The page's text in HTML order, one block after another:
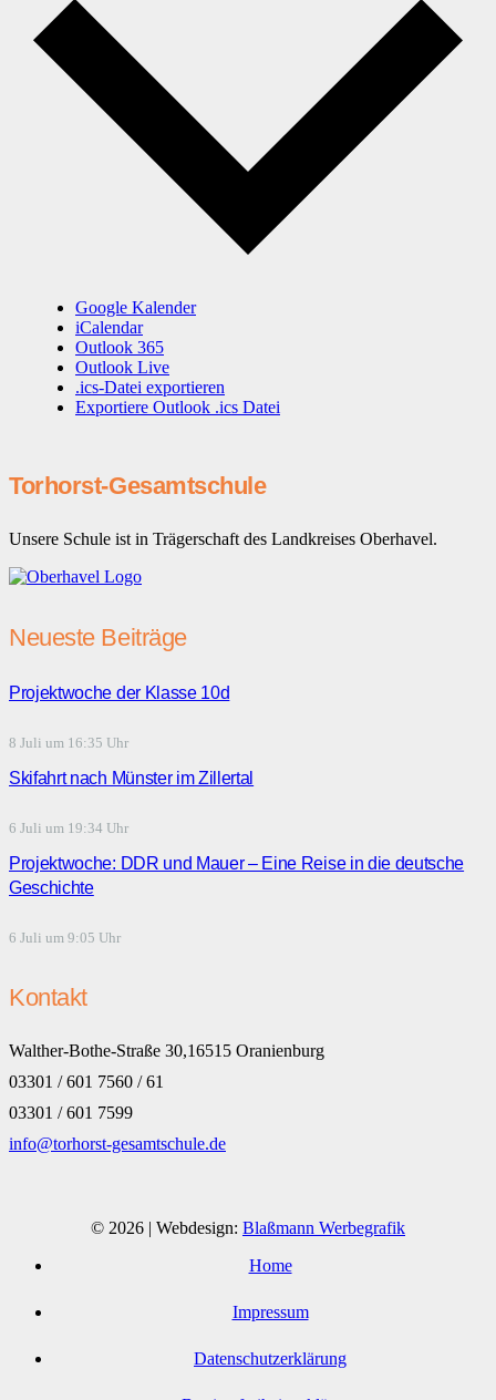
Google Kalender
iCalendar
Outlook 365
Outlook Live
.ics-Datei exportieren
Exportiere Outlook .ics Datei
Torhorst-Gesamtschule
Unsere Schule ist in Trägerschaft des Landkreises Oberhavel.
Neueste Beiträge
Projektwoche der Klasse 10d
8 Juli um 16:35 Uhr
Skifahrt nach Münster im Zillertal
6 Juli um 19:34 Uhr
Projektwoche: DDR und Mauer – Eine Reise in die deutsche
Geschichte
6 Juli um 9:05 Uhr
Kontakt
Walther-Bothe-Straße 30,16515 Oranienburg
03301 / 601 7560 / 61
03301 / 601 7599
info@torhorst-gesamtschule.de
© 2026 | Webdesign: Blaßmann Werbegrafik
Home
Impressum
Datenschutzerklärung